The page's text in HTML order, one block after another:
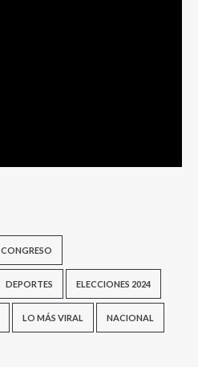
CONGRESO
DEPORTES ELECCIONES 2024
LO MÁS VIRAL NACIONAL